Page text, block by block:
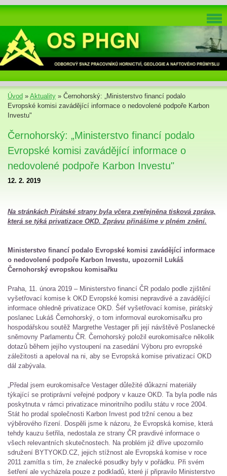
Úvod » Aktuality » Černohorský: „Ministerstvo financí podalo
Evropské komisi zavádějící informace o nedovolené podpoře Karbon
Investu"
Černohorský: „Ministerstvo financí podalo
Evropské komisi zavádějící informace o
nedovolené podpoře Karbon Investu"
12. 2. 2019
Na stránkách Pirátské strany byla včera zveřejněna tisková zpráva,
která se týká privatizace OKD. Zprávu přinášíme v plném znění.
Ministerstvo financí podalo Evropské komisi zavádějící informace
o nedovolené podpoře Karbon Investu, upozornil Lukáš
Černohorský evropskou komisařku
Praha, 11. února 2019 – Ministerstvo financí ČR podalo podle zjištění
vyšetřovací komise k OKD Evropské komisi nepravdivé a zavádějící
informace ohledně privatizace OKD. Šéf vyšetřovací komise, pirátský
poslanec Lukáš Černohorský, o tom informoval eurokomisařku pro
hospodářskou soutěž Margrethe Vestager při její návštěvě Poslanecké
sněmovny Parlamentu ČR. Černohorský položil eurokomisařce několik
dotazů během jejího vystoupení na zasedání Výboru pro evropské
záležitosti a apeloval na ni, aby se Evropská komise privatizací OKD
dál zabývala.
„Předal jsem eurokomisařce Vestager důležité důkazní materiály
týkající se protiprávní veřejné podpory v kauze OKD. Ta byla podle nás
poskytnuta v rámci privatizace minoritního podílu státu v roce 2004.
Stát ho prodal společnosti Karbon Invest pod tržní cenou a bez
výběrového řízení. Dospěli jsme k názoru, že Evropská komise, která
tehdy kauzu šetřila, nedostala ze strany ČR pravdivé informace o
všech relevantních skutečnostech. Na problém již dříve upozornilo
sdružení BYTYOKD.CZ, jejich stížnost ale Evropská komise v roce
2011 zamítla s tím, že znalecké posudky byly v pořádku. Při svém
šetření ale vycházela pouze z podkladů, které jí připravilo Ministerstvo